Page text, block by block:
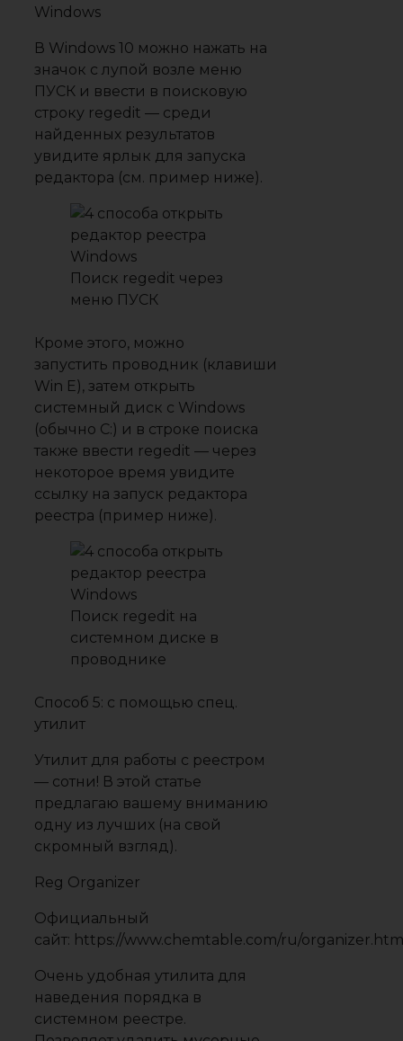
Windows
В Windows 10 можно нажать на
значок с лупой возле меню
ПУСК и ввести в поисковую
строку regedit — среди
найденных результатов
увидите ярлык для запуска
редактора (см. пример ниже).
Поиск regedit через
меню ПУСК
Кроме этого, можно
запустить проводник (клавиши
Win E), затем открыть
системный диск с Windows
(обычно C:) и в строке поиска
также ввести regedit — через
некоторое время увидите
ссылку на запуск редактора
реестра (пример ниже).
Поиск regedit на
системном диске в
проводнике
Способ 5: с помощью спец.
утилит
Утилит для работы с реестром
— сотни! В этой статье
предлагаю вашему вниманию
одну из лучших (на свой
скромный взгляд).
Reg Organizer
Официальный
сайт: https://www.chemtable.com/ru/organizer.htm
Очень удобная утилита для
наведения порядка в
системном реестре.